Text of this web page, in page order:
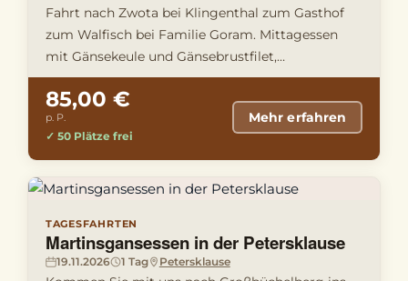
Fahrt nach Zwota bei Klingenthal zum Gasthof
zum Walfisch bei Familie Goram. Mittagessen
mit Gänsekeule und Gänsebrustfilet,
vogtländischen Klößen und Apfelrotk …
85,00 €
p. P.
✓ 50 Plätze frei
Mehr erfahren
TAGESFAHRTEN
Martinsgansessen in der Petersklause
19.11.2026 1 Tag Petersklause